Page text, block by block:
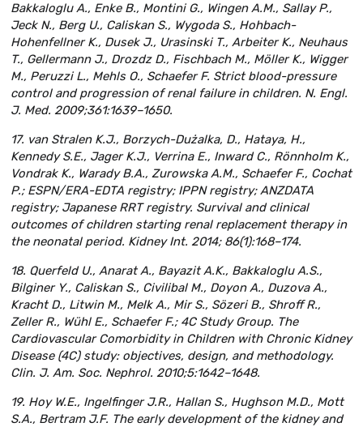
Bakkaloglu A., Enke B., Montini G., Wingen A.M., Sallay P.,
Jeck N., Berg U., Caliskan S., Wygoda S., Hohbach-
Hohenfellner K., Dusek J., Urasinski T., Arbeiter K., Neuhaus
T., Gellermann J., Drozdz D., Fischbach M., Möller K., Wigger
M., Peruzzi L., Mehls O., Schaefer F. Strict blood-pressure
control and progression of renal failure in children. N. Engl.
J. Med. 2009;361:1639–1650.
17. van Stralen K.J., Borzych-Dużalka, D., Hataya, H.,
Kennedy S.E., Jager K.J., Verrina E., Inward C., Rönnholm K.,
Vondrak K., Warady B.A., Zurowska A.M., Schaefer F., Cochat
P.; ESPN/ERA-EDTA registry; IPPN registry; ANZDATA
registry; Japanese RRT registry. Survival and clinical
outcomes of children starting renal replacement therapy in
the neonatal period. Kidney Int. 2014; 86(1):168–174.
18. Querfeld U., Anarat A., Bayazit A.K., Bakkaloglu A.S.,
Bilginer Y., Caliskan S., Civilibal M., Doyon A., Duzova A.,
Kracht D., Litwin M., Melk A., Mir S., Sözeri B., Shroff R.,
Zeller R., Wühl E., Schaefer F.; 4C Study Group. The
Cardiovascular Comorbidity in Children with Chronic Kidney
Disease (4C) study: objectives, design, and methodology.
Clin. J. Am. Soc. Nephrol. 2010;5:1642–1648.
19. Hoy W.E., Ingelfinger J.R., Hallan S., Hughson M.D., Mott
S.A., Bertram J.F. The early development of the kidney and